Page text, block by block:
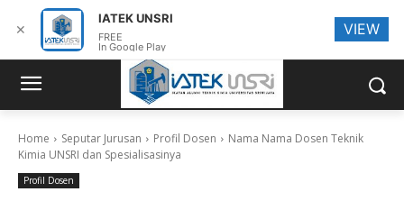
Home Seputar Jurusan Profil Dosen
Nama Nama Dosen Teknik
Kimia UNSRI dan Spesialisasinya
Profil Dosen
✕
IATEK UNSRI
FREE
In Google Play
VIEW